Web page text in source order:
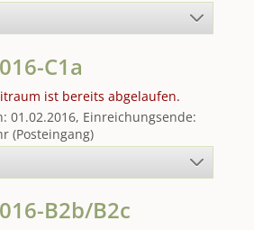
C1a
ist bereits abgelaufen.
01.02.2016, Einreichungsende:
(Posteingang)
B2b/B2c